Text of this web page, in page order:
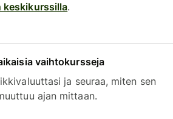
keskikurssilla.
vaihtokursseja
ja seuraa, miten sen
ajan mittaan.